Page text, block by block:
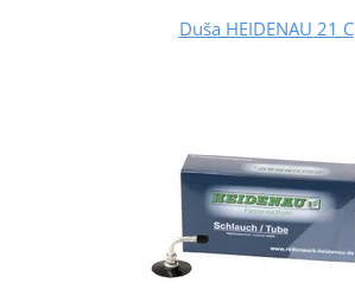
Duša HEIDENAU 21 C